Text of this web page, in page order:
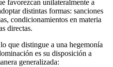
favorezcan unilateralmente a
distintas formas: sanciones
condicionamientos en materia
directas.
que distingue a una hegemonía
es su disposición a
generalizada: